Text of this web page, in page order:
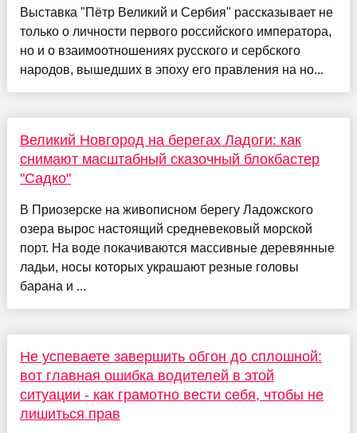
Выставка "Пётр Великий и Сербия" рассказывает не
только о личности первого российского императора,
но и о взаимоотношениях русского и сербского
народов, вышедших в эпоху его правления на но...
Великий Новгород на берегах Ладоги: как
снимают масштабный сказочный блокбастер
"Садко"
В Приозерске на живописном берегу Ладожского
озера вырос настоящий средневековый морской
порт. На воде покачиваются массивные деревянные
ладьи, носы которых украшают резные головы
барана и ...
Не успеваете завершить обгон до сплошной:
вот главная ошибка водителей в этой
ситуации - как грамотно вести себя, чтобы не
лишиться прав